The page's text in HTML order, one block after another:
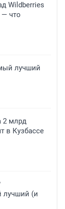
Wildberries
— что
лучший
2 млрд
в Кузбассе
лучший (и